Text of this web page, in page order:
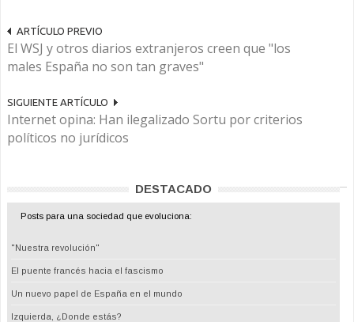
ARTÍCULO PREVIO
El WSJ y otros diarios extranjeros creen que "los
males España no son tan graves"
SIGUIENTE ARTÍCULO
Internet opina: Han ilegalizado Sortu por criterios
políticos no jurídicos
DESTACADO
Posts para una sociedad que evoluciona:
"Nuestra revolución"
El puente francés hacia el fascismo
Un nuevo papel de España en el mundo
Izquierda, ¿Donde estás?